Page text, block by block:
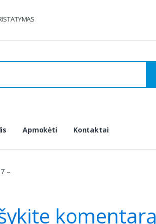
Apmokėti Kontaktai
–
komentarą